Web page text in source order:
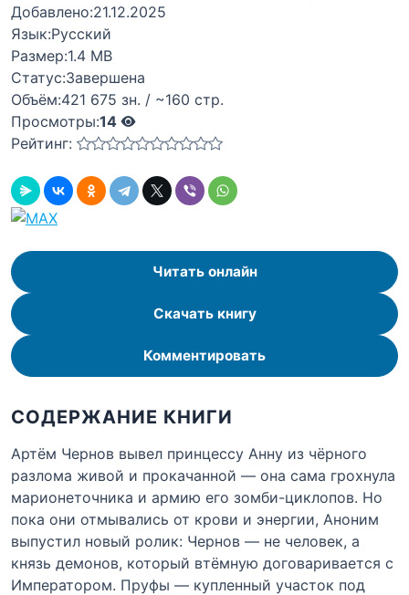
Добавлено:21.12.2025
Язык:Русский
Размер:1.4 MB
Статус:Завершена
Объём:421 675 зн. / ~160 стр.
Просмотры:14
Рейтинг:
Читать онлайн
Скачать книгу
Комментировать
СОДЕРЖАНИЕ КНИГИ
Артём Чернов вывел принцессу Анну из чёрного
разлома живой и прокачанной — она сама грохнула
марионеточника и армию его зомби-циклопов. Но
пока они отмывались от крови и энергии, Аноним
выпустил новый ролик: Чернов — не человек, а
князь демонов, который втёмную договаривается с
Императором. Пруфы — купленный участок под